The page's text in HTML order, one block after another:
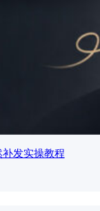
发实操教程